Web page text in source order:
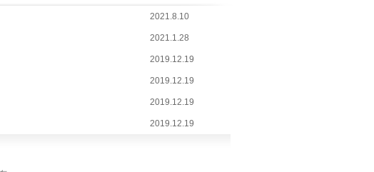
2021.8.10
2021.1.28
2019.12.19
2019.12.19
2019.12.19
2019.12.19